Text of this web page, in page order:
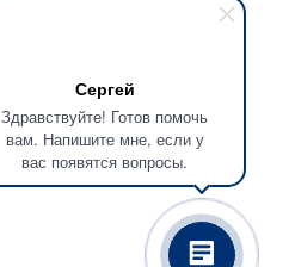
Сергей
Здравствуйте! Готов помочь
вам. Напишите мне, если у
вас появятся вопросы.